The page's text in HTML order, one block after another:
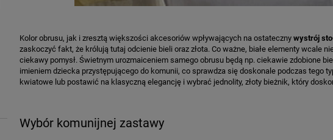
Kolor obrusu, jak i zresztą większości akcesoriów wpływających na ostateczny wystrój
zaskoczyć fakt, że królują tutaj odcienie bieli oraz złota. Co ważne, białe elementy wcale
ciekawy pomysł. Świetnym urozmaiceniem samego obrusu będą np. ciekawie zdobione
imieniem dziecka przystępującego do komunii, co sprawdza się doskonale podczas tego
kwiatowe lub postawić na klasyczną elegancję i wybrać jednolity, złoty bieżnik, który
Wybór komunijnej zastawy